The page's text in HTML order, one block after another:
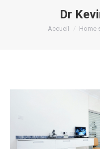
Dr
Vous êtes ici :
Accueil Home